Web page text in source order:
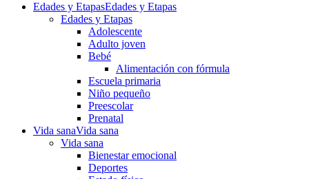
Edades y EtapasEdades y Etapas
Edades y Etapas
Adolescente
Adulto joven
Bebé
Alimentación con fórmula
Escuela primaria
Niño pequeño
Preescolar
Prenatal
Vida sanaVida sana
Vida sana
Bienestar emocional
Deportes